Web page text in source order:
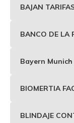
BAJAN
BANCO DE LA
Bayern
BIOMERTIA
BLINDAJE